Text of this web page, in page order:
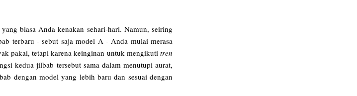
biasa Anda kenakan sehari-hari. Namun, seiring
terbaru - sebut saja model A - Anda mulai merasa
pakai, tetapi karena keinginan untuk mengikuti tren
kedua jilbab tersebut sama dalam menutupi aurat,
dengan model yang lebih baru dan sesuai dengan